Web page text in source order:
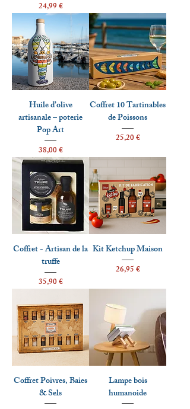
Prix
24,99 €
Huile d’olive
artisanale – poterie
Pop Art
Prix
38,00 €
Coffret 10 Tartinables
de Poissons
Prix
25,20 €
Coffret - Artisan de la
truffe
Prix
35,90 €
Kit Ketchup Maison
Prix
26,95 €
Coffret Poivres, Baies
& Sels
Lampe bois
humanoide